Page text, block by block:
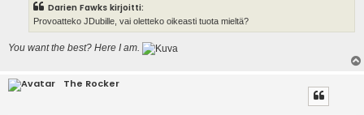
Darien Fawks kirjoitti:
Provoatteko JDubille, vai oletteko oikeasti tuota mieltä?
You want the best? Here I am.
The Rocker